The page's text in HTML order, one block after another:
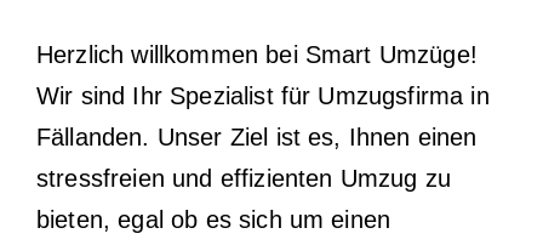
Herzlich willkommen bei Smart Umzüge!
Wir sind Ihr Spezialist für Umzugsfirma in
Fällanden. Unser Ziel ist es, Ihnen einen
stressfreien und effizienten Umzug zu
bieten, egal ob es sich um einen